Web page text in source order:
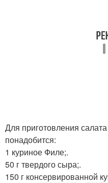
Для приготовления
понадобится:
1 куриное Филе;.
50 г твердого сыра;.
150 г консервированной